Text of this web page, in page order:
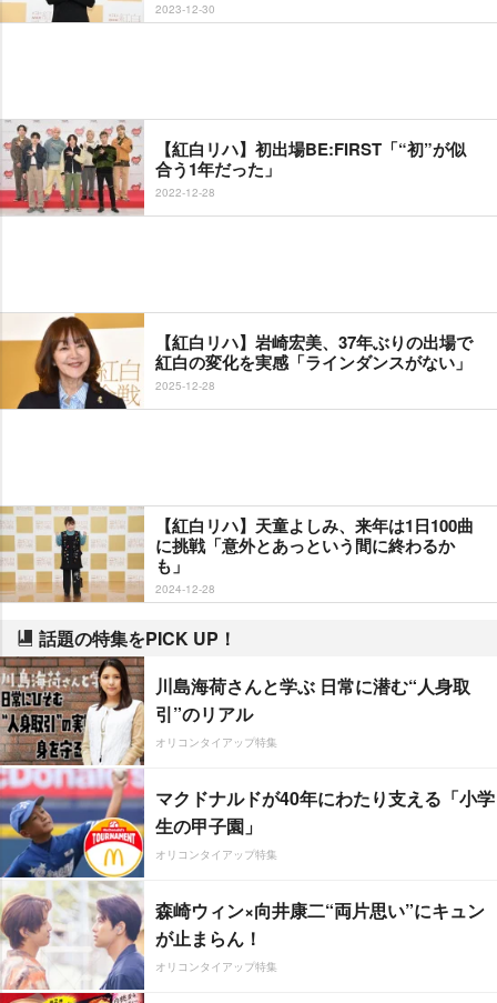
2023-12-30
【紅白リハ】初出場BE:FIRST「“初”が似
合う1年だった」
2022-12-28
【紅白リハ】岩崎宏美、37年ぶりの出場で
紅白の変化を実感「ラインダンスがない」
2025-12-28
【紅白リハ】天童よしみ、来年は1日100曲
に挑戦「意外とあっという間に終わるか
も」
2024-12-28
話題の特集をPICK UP！
川島海荷さんと学ぶ 日常に潜む“人身取
引”のリアル
オリコンタイアップ特集
マクドナルドが40年にわたり支える「小学
生の甲子園」
オリコンタイアップ特集
森崎ウィン×向井康二“両片思い”にキュン
が止まらん！
オリコンタイアップ特集